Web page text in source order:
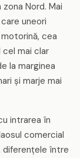
Nord. Mai
uneori
cea
mai clar
la marginea
și marje mai
intrarea în
comercial
diferențele între